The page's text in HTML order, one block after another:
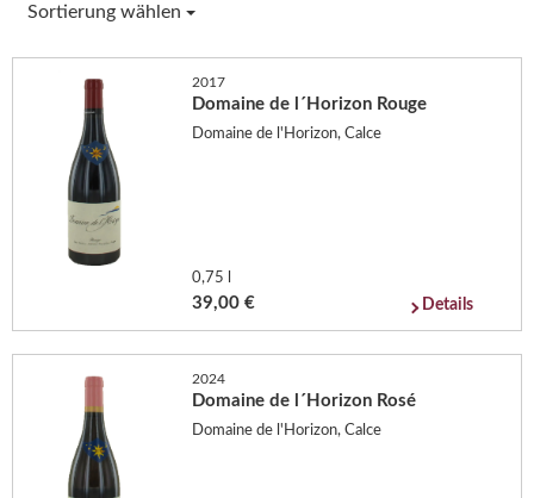
Sortierung wählen
2017
Domaine de l´Horizon Rouge
Domaine de l'Horizon, Calce
0,75 l
39,00 € Details
2024
Domaine de l´Horizon Rosé
Domaine de l'Horizon, Calce